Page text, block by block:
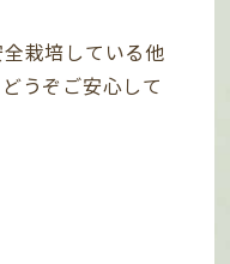
栽培している他
うぞご安心して